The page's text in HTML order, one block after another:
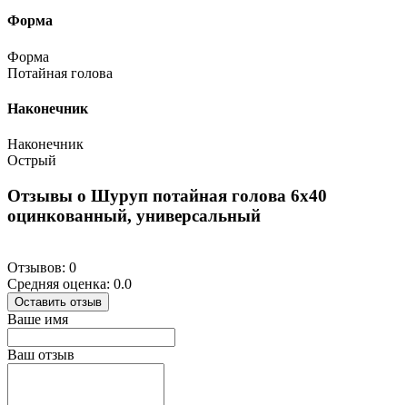
Форма
Форма
Потайная голова
Наконечник
Наконечник
Острый
Отзывы о Шуруп потайная голова 6х40
оцинкованный, универсальный
Отзывов: 0
Средняя оценка: 0.0
Оставить отзыв
Ваше имя
Ваш отзыв